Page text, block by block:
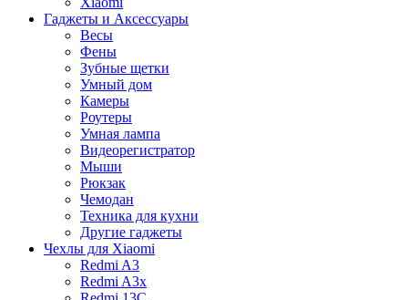
Гаджеты и Аксессуары
Весы
Фены
Зубные щетки
Умный дом
Камеры
Роутеры
Умная лампа
Видеорегистратор
Мыши
Рюкзак
Чемодан
Техника для кухни
Другие гаджеты
Чехлы для Xiaomi
Redmi A3
Redmi A3x